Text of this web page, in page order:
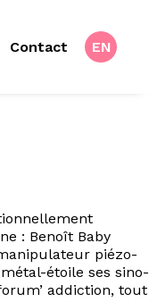
Contact EN
: Benoît Baby
piézo-
étoile ses sino-
addiction, tout